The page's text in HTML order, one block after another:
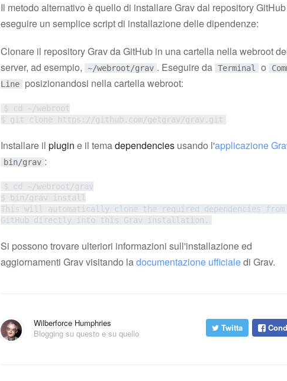
Il metodo alternativo è quello di installare Grav dal repository
eseguire un semplice script di installazione delle dipendenze:
Clonare il repository Grav da GitHub in una cartella nella webroot
server, ad esempio,
~/webroot/grav . Eseguire da Terminal o
Line
posizionandosi nella cartella webroot:
$ cd ~/webroot
$ git clone https://github.com/getgrav/grav.git
Installare il plugin e il temadependencies usando l'applicazione
bin/grav :
$ cd ~/webroot/grav
$ bin/grav install
This will automatically clone the required dependencies from
GitHub directly into this Grav installation.
Si possono trovare ulteriori informazioni sull'installazione ed
aggiornamenti Grav visitando ladocumentazione ufficialedi Grav.
Wilberforce Humphries
Blogging su questo e su quello
Twitta